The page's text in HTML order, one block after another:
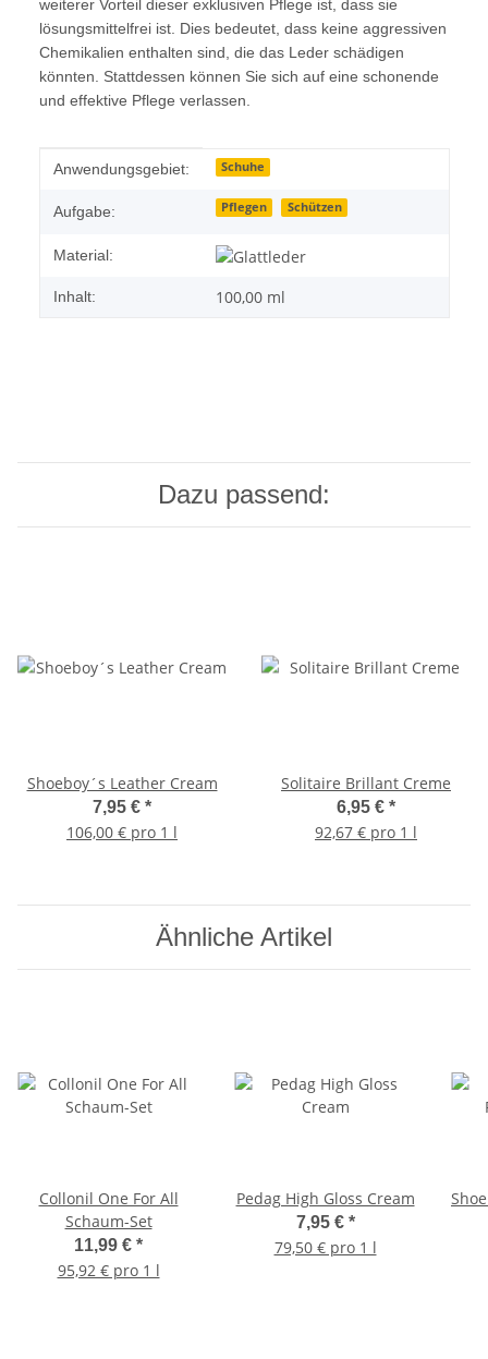
weiterer Vorteil dieser exklusiven Pflege ist, dass sie
lösungsmittelfrei ist. Dies bedeutet, dass keine aggressiven
Chemikalien enthalten sind, die das Leder schädigen
könnten. Stattdessen können Sie sich auf eine schonende
und effektive Pflege verlassen.
Produkteigenschaft
Wert
Anwendungsgebiet: Schuhe
Aufgabe: Pflegen Schützen
Material:
Inhalt: 100,00 ml
Dazu passend:
Shoeboy´s Leather Cream
7,95 € *
106,00 € pro 1 l
Solitaire Brillant Creme
6,95 € *
92,67 € pro 1 l
Ähnliche Artikel
Collonil One For All
Schaum-Set
11,99 € *
95,92 € pro 1 l
Pedag High Gloss Cream
7,95 € *
79,50 € pro 1 l